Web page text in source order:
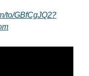
to/GBfCgJQ2?